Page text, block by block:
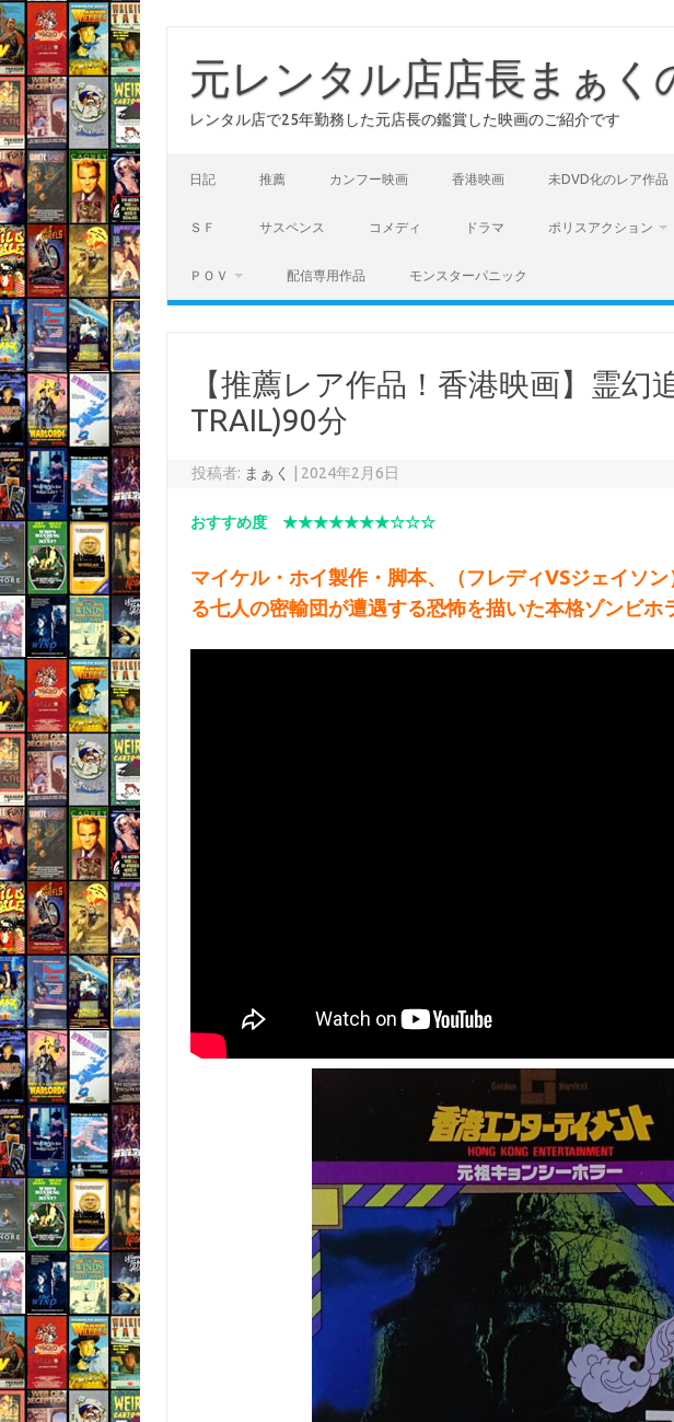
元レンタル店店長まぁく
レンタル店で25年勤務した元店長の鑑賞した映画のご紹介です
日記 推薦 カンフー映画 香港映画 未DVD化のレア作品
ＳＦ サスペンス コメディ ドラマ ポリスアクション
ＰＯＶ 配信専用作品 モンスターパニック
【推薦レア作品！香港映画】霊幻
TRAIL)90分
投稿者: まぁく 2024年2月6日
おすすめ度 ★★★★★★★☆☆☆
マイケル・ホイ製作・脚本、（フレディVSジェイソ
る七人の密輸団が遭遇する恐怖を描いた本格ゾンビホ